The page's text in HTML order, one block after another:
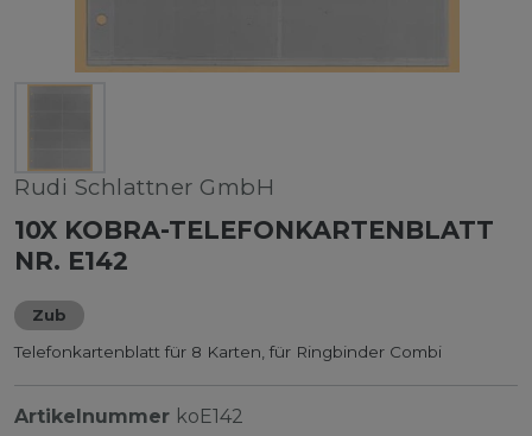
Rudi Schlattner GmbH
10X KOBRA-TELEFONKARTENBLATT
NR. E142
Zub
Telefonkartenblatt für 8 Karten, für Ringbinder Combi
Artikelnummer koE142